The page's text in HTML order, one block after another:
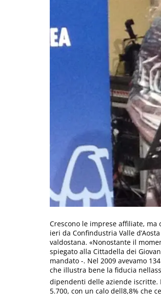
Crescono le imprese affiliate,
ieri da Confindustria Valle
valdostana. «Nonostante il
spiegato alla Cittadella dei
mandato -. Nel 2009 avevamo
che illustra bene la fiducia
dipendenti delle aziende iscritte.
5.700, con un calo dell8,8%